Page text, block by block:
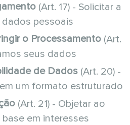
(Art. 17) - Solicitar a
pessoais
o Processamento (Art.
seus dados
de Dados (Art. 20) -
um formato estruturado
(Art. 21) - Objetar ao
em interesses